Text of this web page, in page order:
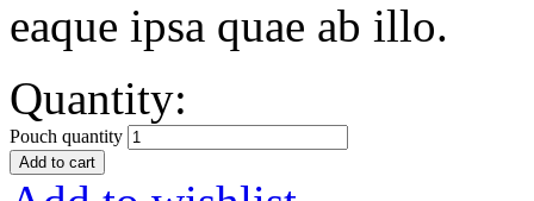
eaque ipsa quae ab illo.
Quantity:
Pouch quantity
Add to cart